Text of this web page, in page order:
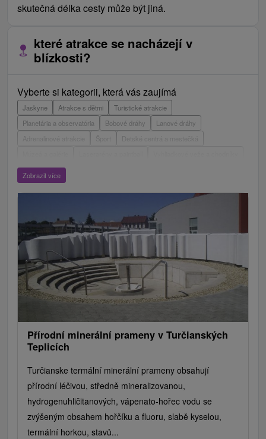
skutečná délka cesty může být jiná.
které atrakce se nacházejí v
blízkosti?
Vyberte si kategorii, která vás zaujímá
Jaskyne Atrakce s dětmi
Turistické atrakcie
Planetária a observatória
Bobové dráhy
Lanové dráhy
Adrenalinové atrakcie
Detské centrá a mestečká
ZOO a zvieracie farmy
Hrady, zámky, zrúcaniny
Vyhliadkové lety a plavby
Štíty
Jazerá, plesá, vodné nádrže
Technické pamiatky
Pamätníky
Vodopády
Drevené kostolíky Pramene
Jazda na koni
Túry a turistické chodníky
Horské chaty
Plte, rafting, splavy
Architektonické stavby
Lyžiarske strediská
Golfové ihriská
Motokárové dráhy
Amfiteátre a kiná v prírode
Vínne cesty
Cyklotrasy
Zobrazit více
Přírodní minerální prameny v Turčianských
Teplicích
Turčianske termální minerální prameny obsahují
přírodní léčivou, středně mineralizovanou,
hydrogenuhličitanových, vápenato-hořec vodu se
zvýšeným obsahem hořčíku a fluoru, slabě kyselou,
termální horkou, stavů...